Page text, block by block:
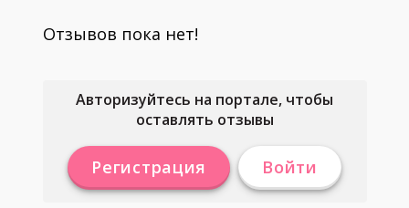
Отзывов пока нет!
Авторизуйтесь на портале, чтобы
оставлять отзывы
Регистрация Войти